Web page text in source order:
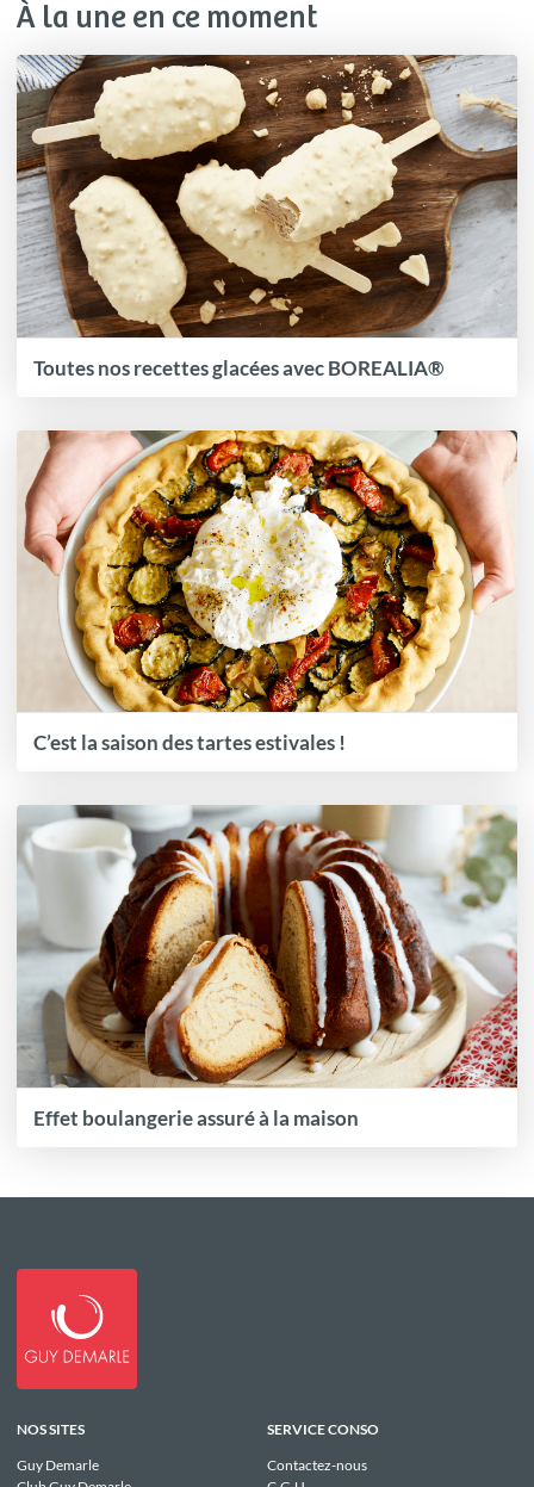
À la une en ce moment
Toutes nos recettes glacées avec BOREALIA®
C’est la saison des tartes estivales !
Effet boulangerie assuré à la maison
NOS SITES
Guy Demarle
SERVICE CONSO
Contactez-nous